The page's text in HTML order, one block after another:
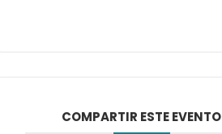
COMPARTIR ESTE EVENTO